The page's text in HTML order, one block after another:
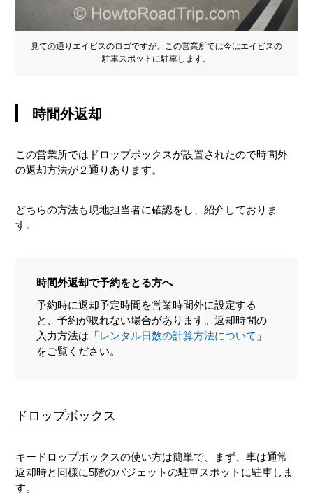
見ての通りエイビスのロゴですが、この営業所では今はエイビスの
駐車スポットに駐車します。
時間外返却
この営業所ではドロップボックスが設置されたので時間外
の返却方法が２通りあります。
どちらの方法も現地担当者に確認をし、紹介しておりま
す。
時間外返却で予約をとる方へ
予約時に返却予定時間を営業時間外に設定する
と、予約が取れない場合があります。返却時間の
入力方法は「レンタル日数の計算方法について 」
をご覧ください。
ドロップボックス
キードロップボックスの使い方は簡単で、まず、車は通常
返却時と同様に5階のバジェットの駐車スポットに駐車しま
す。